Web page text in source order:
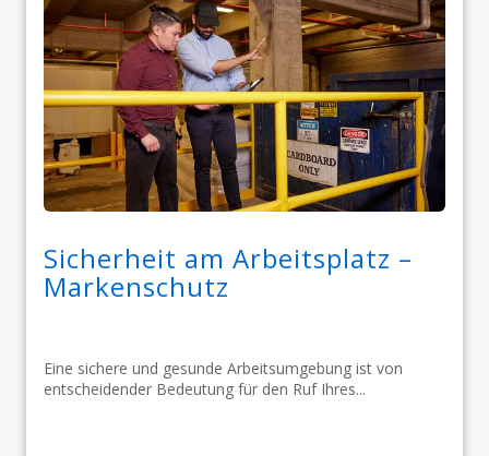
Sicherheit am Arbeitsplatz –
Markenschutz
Eine sichere und gesunde Arbeitsumgebung ist von
entscheidender Bedeutung für den Ruf Ihres...